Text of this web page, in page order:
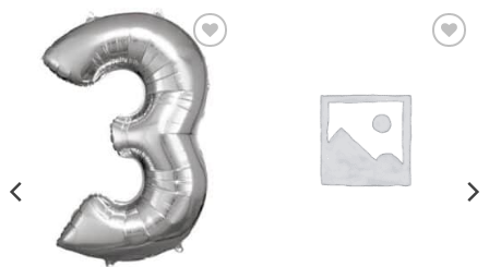
Auf die
Wunschliste